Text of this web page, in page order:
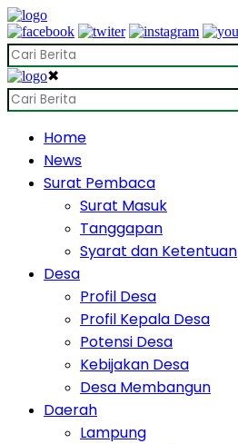
✖
Home
News
Surat Pembaca
Surat Masuk
Tanggapan
Syarat dan Ketentuan
Desa
Profil Desa
Profil Kepala Desa
Potensi Desa
Kebijakan Desa
Desa Membangun
Daerah
Lampung